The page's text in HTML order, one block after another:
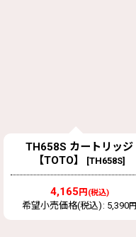
TH658S カートリッジ
【TOTO】
[TH658S]
4,165 円 (税込)
希望小売価格(税込) : 5,390円